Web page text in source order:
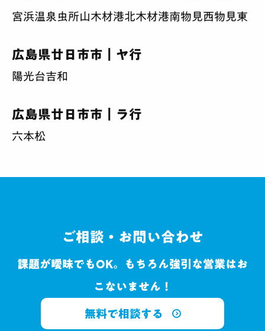
宮浜温泉 虫所山木材港北木材港南物見西物見東
広島県廿日市市｜ヤ行
陽光台吉和
広島県廿日市市｜ラ行
六本松
ご相談・お問い合わせ
課題が曖昧でもOK。もちろん強引な営業はお
こないません！
無料で相談する